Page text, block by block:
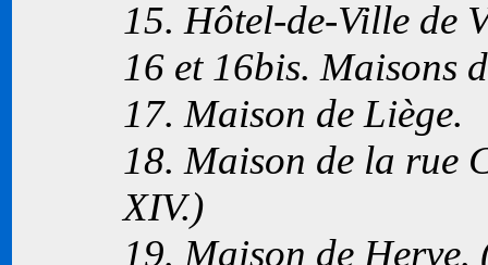
15. Hôtel-de-Ville de
16 et 16bis. Maisons
17. Maison de Liège.
18. Maison de la rue
XIV.)
19. Maison de